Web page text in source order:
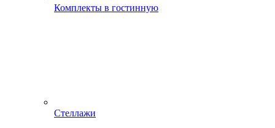
Комплекты в гостинную
Стеллажи